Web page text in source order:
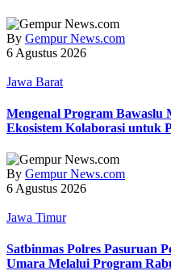
By Gempur News.com
6 Agustus 2026
Jawa Barat
Mengenal Program Bawaslu
Ekosistem Kolaborasi untuk
By Gempur News.com
6 Agustus 2026
Jawa Timur
Satbinmas Polres Pasuruan
Umara Melalui Program